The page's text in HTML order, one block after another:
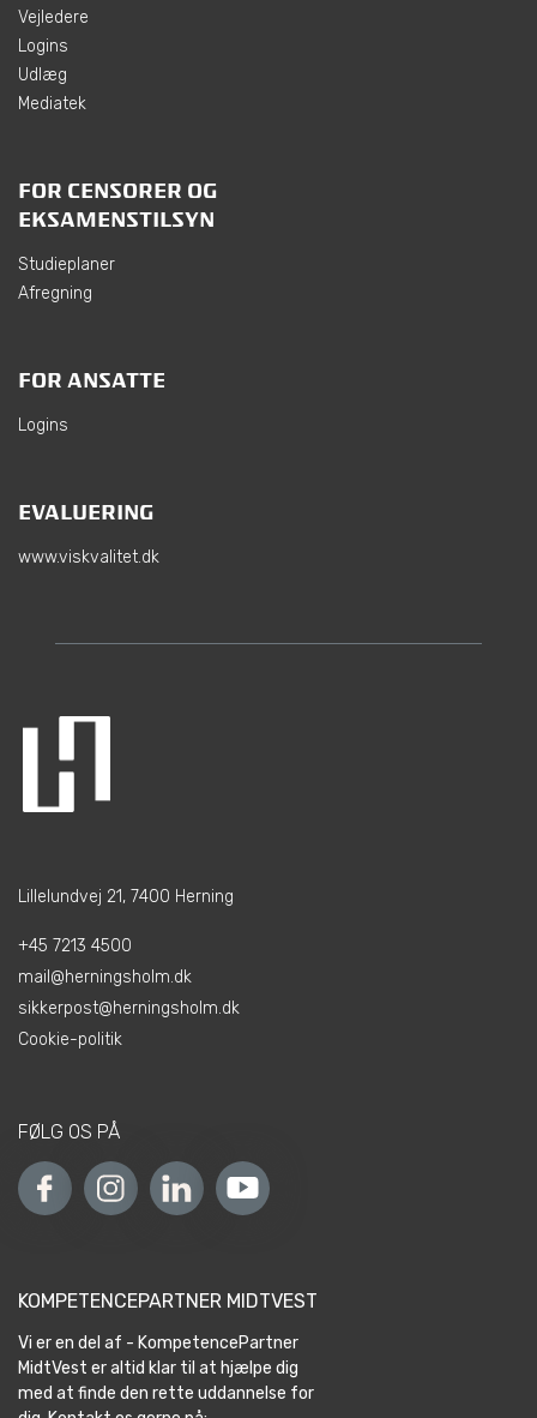
Vejledere
Logins
Udlæg
Mediatek
FOR CENSORER OG
EKSAMENSTILSYN
Studieplaner
Afregning
FOR ANSATTE
Logins
EVALUERING
www.viskvalitet.dk
Lillelundvej 21, 7400 Herning
+45 7213 4500
mail@herningsholm.dk
sikkerpost@herningsholm.dk
Cookie-politik
FØLG OS PÅ
KOMPETENCEPARTNER MIDTVEST
Vi er en del af - KompetencePartner
MidtVest er altid klar til at hjælpe dig
med at finde den rette uddannelse for